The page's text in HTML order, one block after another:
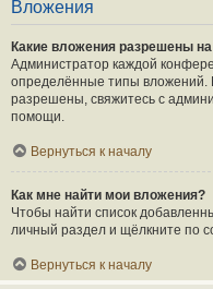
Вложения
Какие вложения разрешены
Администратор каждой
определённые типы вложений.
разрешены, свяжитесь с
помощи.
Вернуться к началу
Как мне найти мои вложения?
Чтобы найти список
личный раздел и щёлкните по
Вернуться к началу